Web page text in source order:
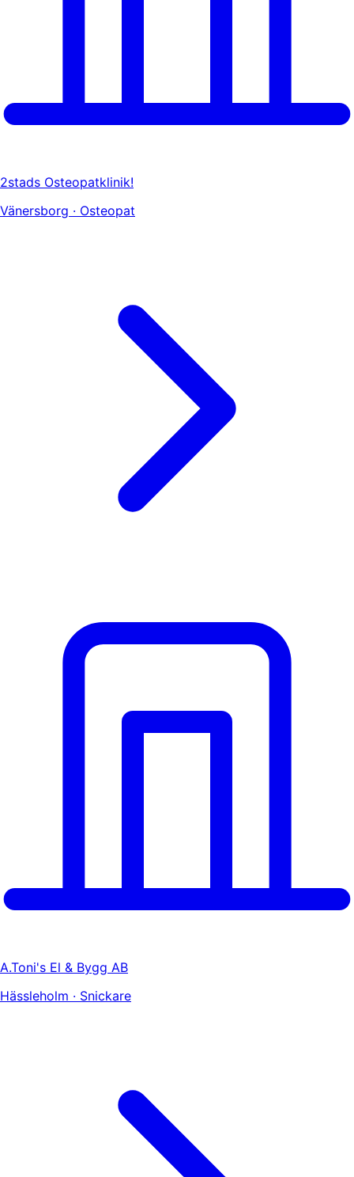
2stads Osteopatklinik!
Vänersborg · Osteopat
A.Toni's El & Bygg AB
Hässleholm · Snickare